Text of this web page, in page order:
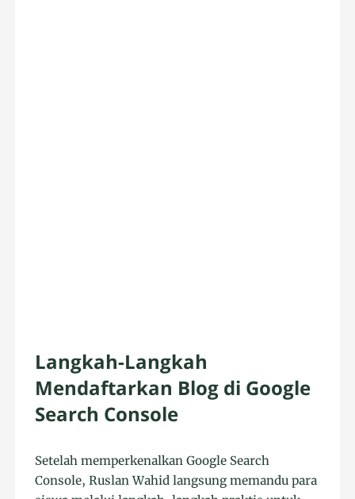
Langkah-Langkah
Mendaftarkan Blog di Google
Search Console
Setelah memperkenalkan Google Search
Console, Ruslan Wahid langsung memandu para